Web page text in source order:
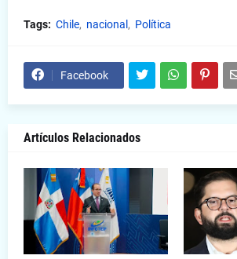
Tags: Chile nacional Política
Facebook
Artículos Relacionados